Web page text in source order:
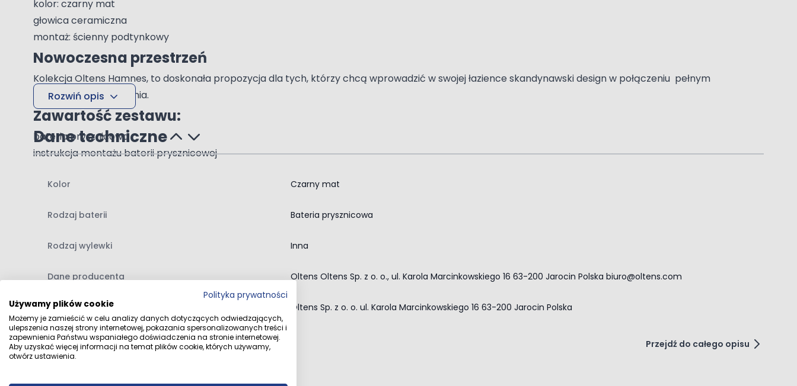
kolor: czarny mat
głowica ceramiczna
montaż: ścienny podtynkowy
Nowoczesna przestrzeń
Kolekcja Oltens Hamnes, to doskonała propozycja dla tych, którzy chcą wprowadzić w swojej łazience skandynawski design w połączeniu pełnym
komfortem użytkowania.
Zawartość zestawu:
bateria prysznicowa
instrukcja montażu baterii prysznicowej
Rozwiń opis
Dane techniczne
Kolor Czarny mat
Rodzaj baterii Bateria prysznicowa
Rodzaj wylewki Inna
Dane producenta Oltens Oltens Sp. z o. o., ul. Karola Marcinkowskiego 16 63-200 Jarocin Polska biuro@oltens.com
Dane dystrybutora Oltens Sp. z o. o. ul. Karola Marcinkowskiego 16 63-200 Jarocin Polska
Przejdź do całego opisu
Polityka prywatności
Używamy plików cookie
Możemy je zamieścić w celu analizy danych dotyczących odwiedzających,
ulepszenia naszej strony internetowej, pokazania spersonalizowanych treści i
zapewnienia Państwu wspaniałego doświadczenia na stronie internetowej.
Aby uzyskać więcej informacji na temat plików cookie, których używamy,
otwórz ustawienia.